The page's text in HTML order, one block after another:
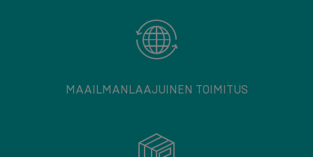
MAAILMANLAAJUINEN TOIMITUS